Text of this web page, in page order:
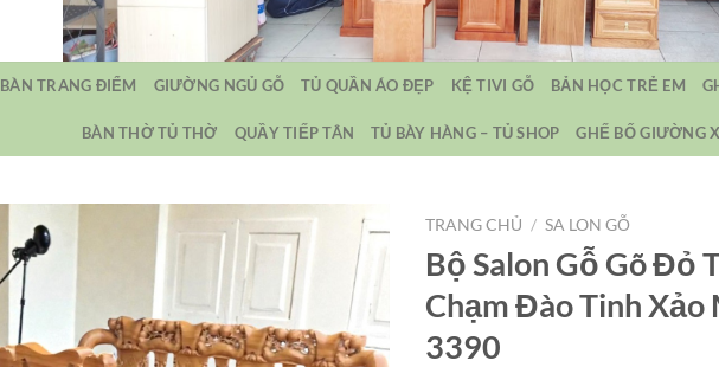
BÀN TRANG ĐIỂM GIƯỜNG NGỦ GỖ TỦ QUẦN ÁO ĐẸP KỆ TIVI GỖ BẢN HỌC TRẺ EM
BÀN THỜ TỦ THỜ QUẦY TIẾP TÂN TỦ BÀY HÀNG – TỦ SHOP GHẾ BỐ GIƯỜNG
TRANG CHỦ / SA LON GỖ
Bộ Salon Gỗ Gõ Đỏ
Chạm Đào Tinh Xảo
3390